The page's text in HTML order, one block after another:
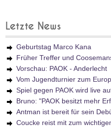
Letzte News
Geburtstag Marco Kana
Früher Treffer und
Vorschau: PAOK - Anderlecht
Vom Jugendturnier zum
Spiel gegen PAOK wird live
Bruno: "PAOK besitzt mehr
Antman ist bereit für sein
Coucke reist mit zum